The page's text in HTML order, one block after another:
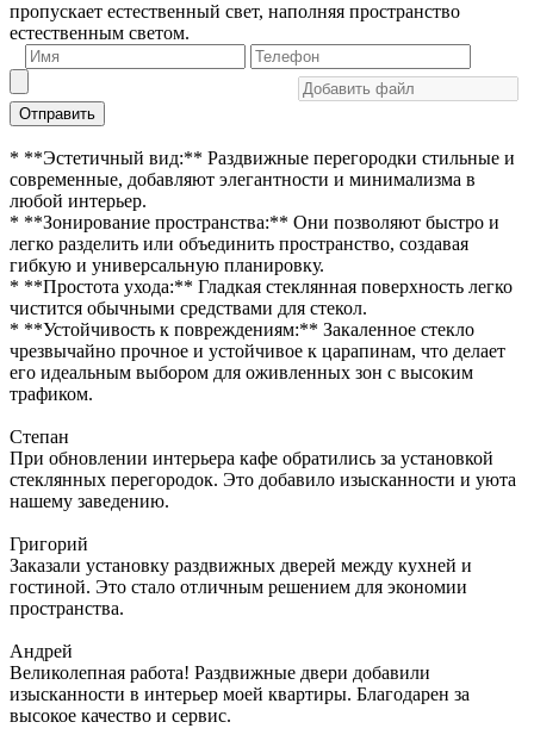
пропускает естественный свет, наполняя пространство
естественным светом.
Отправить
* **Эстетичный вид:** Раздвижные перегородки стильные и
современные, добавляют элегантности и минимализма в
любой интерьер.
* **Зонирование пространства:** Они позволяют быстро и
легко разделить или объединить пространство, создавая
гибкую и универсальную планировку.
* **Простота ухода:** Гладкая стеклянная поверхность легко
чистится обычными средствами для стекол.
* **Устойчивость к повреждениям:** Закаленное стекло
чрезвычайно прочное и устойчивое к царапинам, что делает
его идеальным выбором для оживленных зон с высоким
трафиком.
Степан
При обновлении интерьера кафе обратились за установкой
стеклянных перегородок. Это добавило изысканности и уюта
нашему заведению.
Григорий
Заказали установку раздвижных дверей между кухней и
гостиной. Это стало отличным решением для экономии
пространства.
Андрей
Великолепная работа! Раздвижные двери добавили
изысканности в интерьер моей квартиры. Благодарен за
высокое качество и сервис.